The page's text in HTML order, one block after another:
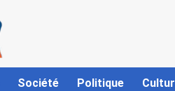
Société Politique